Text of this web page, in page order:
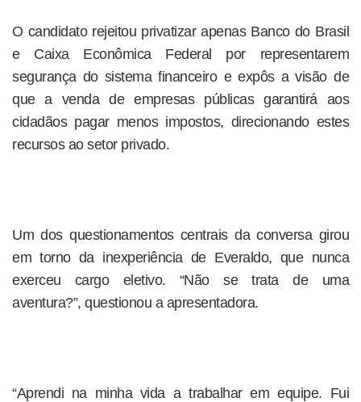
O candidato rejeitou privatizar apenas Banco do Brasil
e Caixa Econômica Federal por representarem
segurança do sistema financeiro e expôs a visão de
que a venda de empresas públicas garantirá aos
cidadãos pagar menos impostos, direcionando estes
recursos ao setor privado.
Um dos questionamentos centrais da conversa girou
em torno da inexperiência de Everaldo, que nunca
exerceu cargo eletivo. “Não se trata de uma
aventura?”, questionou a apresentadora.
“Aprendi na minha vida a trabalhar em equipe. Fui